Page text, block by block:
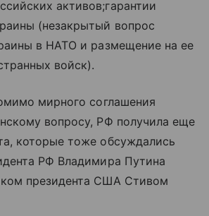
активов;гарантии
(незакрытый вопрос
в НАТО и размещение на ее
войск).
мирного соглашения
вопросу, РФ получила еще
которые тоже обсуждались
РФ Владимира Путина
президента США Стивом